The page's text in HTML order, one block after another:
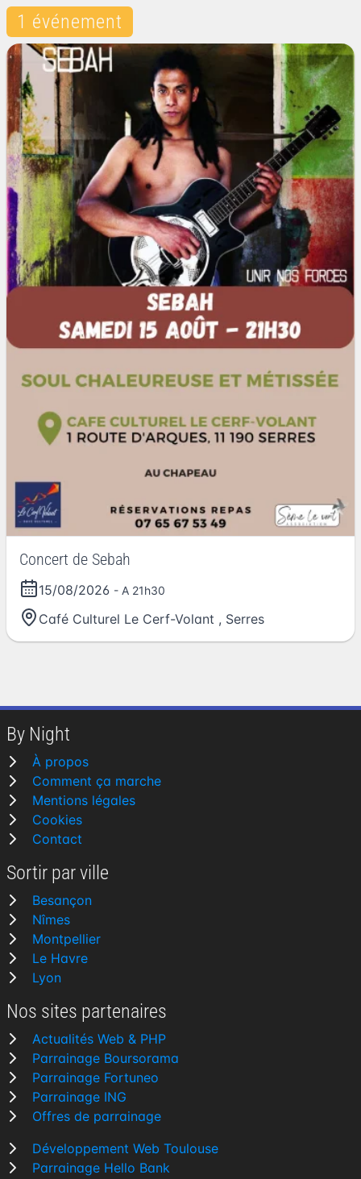
1 événement
Concert de Sebah
15/08/2026 - A 21h30
Café Culturel Le Cerf-Volant , Serres
By Night
À propos
Comment ça marche
Mentions légales
Cookies
Contact
Sortir par ville
Besançon
Nîmes
Montpellier
Le Havre
Lyon
Nos sites partenaires
Actualités Web & PHP
Parrainage Boursorama
Parrainage Fortuneo
Parrainage ING
Offres de parrainage
Développement Web Toulouse
Parrainage Hello Bank